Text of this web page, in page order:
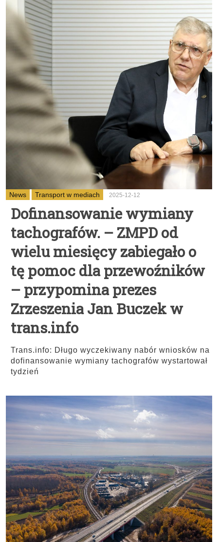
News Transport w mediach 2025-12-12
Dofinansowanie wymiany
tachografów. – ZMPD od
wielu miesięcy zabiegało o
tę pomoc dla przewoźników
– przypomina prezes
Zrzeszenia Jan Buczek w
trans.info
Trans.info: Długo wyczekiwany nabór wniosków na
dofinansowanie wymiany tachografów wystartował
tydzień